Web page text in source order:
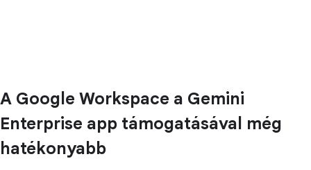
A Google Workspace a Gemini
Enterprise app támogatásával még
hatékonyabb